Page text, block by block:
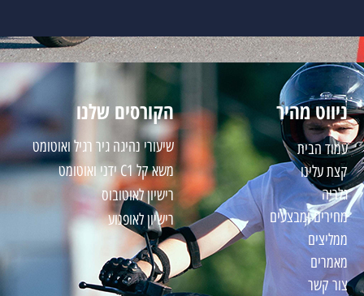
ניווט מהיר
עמוד הבית
קצת עלינו
גלריה
מחירים ומבצעים
ממליצים
מאמרים
צור קשר
הקורסים שלנו
שיעורי נהיגה גיר רגיל ואוטומט
משא קל C1 ידני ואוטומט
רישיון לאוטובוס
רישיון לאופנוע